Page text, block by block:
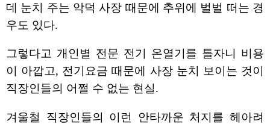
데 눈치 주는 악덕 사장 때문에 추위에 벌벌 떠는 경
우도 있다.
그렇다고 개인별 전문 전기 온열기를 틀자니 비용
이 아깝고, 전기요금 때문에 사장 눈치 보이는 것이
직장인들의 어쩔 수 없는 현실.
겨울철 직장인들의 이런 안타까운 처지를 헤아려